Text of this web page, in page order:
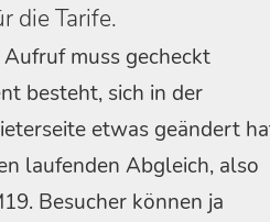
die Tarife.
muss gecheckt
besteht, sich in der
etwas geändert
laufenden Abgleich, also
Besucher können ja